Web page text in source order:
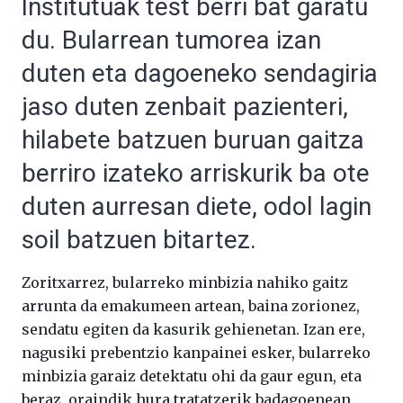
Institutuak test berri bat garatu
du. Bularrean tumorea izan
duten eta dagoeneko sendagiria
jaso duten zenbait pazienteri,
hilabete batzuen buruan gaitza
berriro izateko arriskurik ba ote
duten aurresan diete, odol lagin
soil batzuen bitartez.
Zoritxarrez, bularreko minbizia nahiko gaitz
arrunta da emakumeen artean, baina zorionez,
sendatu egiten da kasurik gehienetan. Izan ere,
nagusiki prebentzio kanpainei esker, bularreko
minbizia garaiz detektatu ohi da gaur egun, eta
beraz, oraindik hura tratatzerik badagoenean.